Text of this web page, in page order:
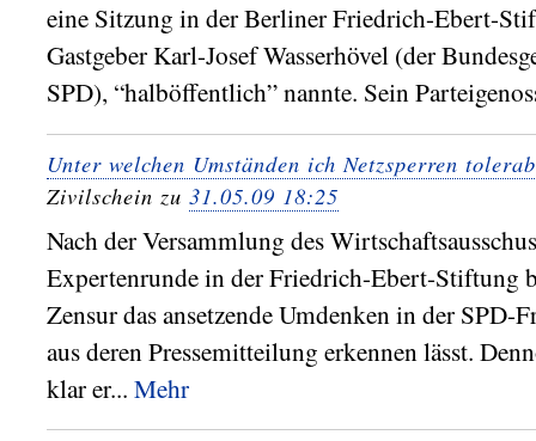
eine Sitzung in der Berliner Friedrich-Ebert-
Gastgeber Karl-Josef Wasserhövel (der
SPD), “halböffentlich” nannte. Sein
Unter welchen Umständen ich Netzsperren
Zivilschein zu 31.05.09 18:25
Nach der Versammlung des
Expertenrunde in der Friedrich-Ebert-Stiftung
Zensur das ansetzende Umdenken in der SPD-
aus deren Pressemitteilung erkennen lässt.
klar er... Mehr